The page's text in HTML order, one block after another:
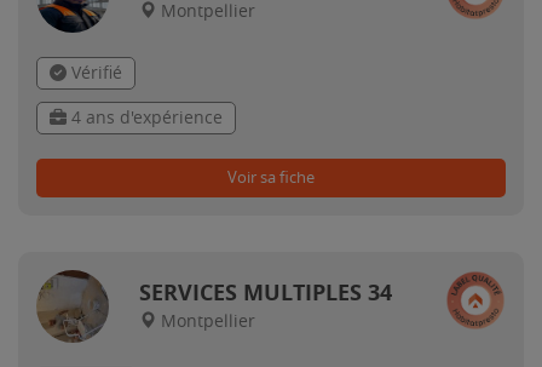
Montpellier
Vérifié
4 ans d'expérience
Voir sa fiche
SERVICES MULTIPLES 34
Montpellier